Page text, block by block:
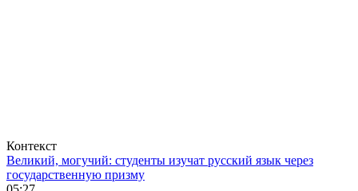
Контекст
Великий, могучий: студенты изучат русский язык через
государственную призму